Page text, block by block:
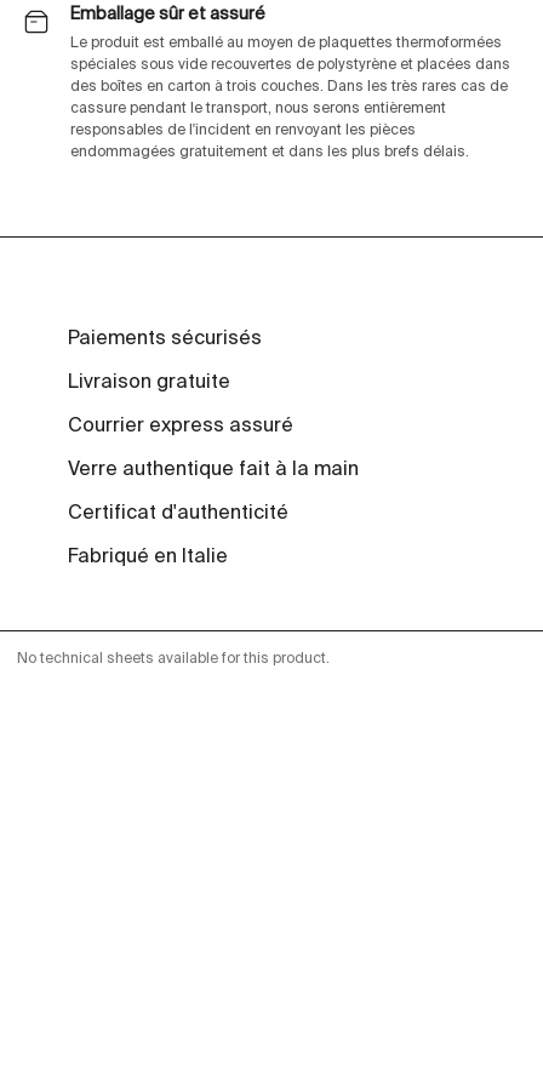
Emballage sûr et assuré
Le produit est emballé au moyen de plaquettes thermoformées
spéciales sous vide recouvertes de polystyrène et placées dans
des boîtes en carton à trois couches. Dans les très rares cas de
cassure pendant le transport, nous serons entièrement
responsables de l'incident en renvoyant les pièces
endommagées gratuitement et dans les plus brefs délais.
Paiements sécurisés
Livraison gratuite
Courrier express assuré
Verre authentique fait à la main
Certificat d'authenticité
Fabriqué en Italie
No technical sheets available for this product.